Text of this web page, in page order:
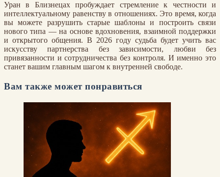
Уран в Близнецах пробуждает стремление к честности и
интеллектуальному равенству в отношениях. Это время, когда
вы можете разрушить старые шаблоны и построить связи
нового типа — на основе вдохновения, взаимной поддержки
и открытого общения. В 2026 году судьба будет учить вас
искусству партнерства без зависимости, любви без
привязанности и сотрудничества без контроля. И именно это
станет вашим главным шагом к внутренней свободе.
Вам также может понравиться